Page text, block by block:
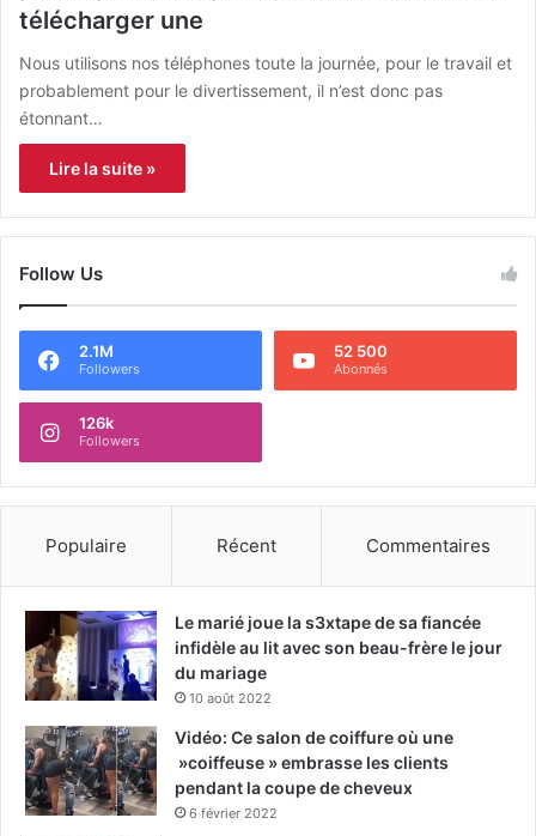
télécharger une
Nous utilisons nos téléphones toute la journée, pour le travail et
probablement pour le divertissement, il n’est donc pas
étonnant…
Lire la suite »
Follow Us
2.1M
Followers
52 500
Abonnés
126k
Followers
Populaire Récent Commentaires
Le marié joue la s3xtape de sa fiancée
infidèle au lit avec son beau-frère le jour
du mariage
10 août 2022
Vidéo: Ce salon de coiffure où une
»coiffeuse » embrasse les clients
pendant la coupe de cheveux
6 février 2022